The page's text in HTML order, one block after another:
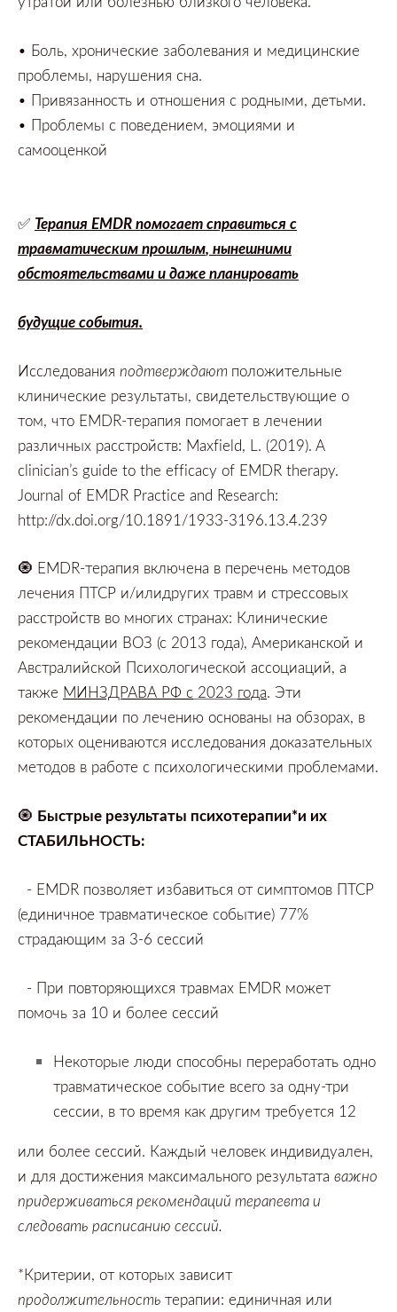
• Боль, хронические заболевания и медицинские
проблемы, нарушения сна.
• Привязанность и отношения с родными, детьми.
• Проблемы с поведением, эмоциями и
самооценкой
✅ ТерапияEMDRпомогает справиться с
травматическим прошлым, нынешними
обстоятельствами и даже планировать
будущие события.
Исследования подтверждают положительные
клинические результаты, свидетельствующие о
том, что EMDR-терапия помогает в лечении
различных расстройств: Maxfield, L. (2019). A
clinician’s guide to the efficacy of EMDR therapy.
Journal of EMDR Practice and Research:
http://dx.doi.org/10.1891/1933-3196.13.4.239
🧿 EMDR-терапия включена в перечень методов
лечения ПТСР и/илидругих травм и стрессовых
расстройств во многих странах: Клинические
рекомендации ВОЗ (с 2013 года), Американской и
Австралийской Психологической ассоциаций, а
также МИНЗДРАВА РФ с 2023 года. Эти
рекомендации по лечению основаны на обзорах, в
которых оцениваются исследования доказательных
методов в работе с психологическими проблемами.
🧿 Быстрые результаты психотерапии*и их
СТАБИЛЬНОСТЬ:
- EMDR позволяет избавиться от симптомов ПТСР
(единичное травматическое событие) 77%
страдающим за 3-6 сессий
- При повторяющихся травмах EMDR может
помочь за 10 и более сессий
Некоторые люди способны переработать одно
травматическое событие всего за одну-три
сессии, в то время как другим требуется 12
или более сессий. Каждый человек индивидуален,
и для достижения максимального результата важно
придерживаться рекомендаций терапевта и
следовать расписанию сессий.
*Критерии, от которых зависит
продолжительность терапии: единичная или